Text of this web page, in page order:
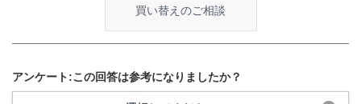
買い替えのご相談
アンケート:この回答は参考になりましたか？